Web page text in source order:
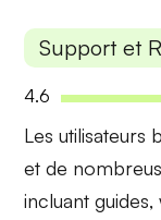
Support et
4.6
Les utilisateurs
et de
incluant